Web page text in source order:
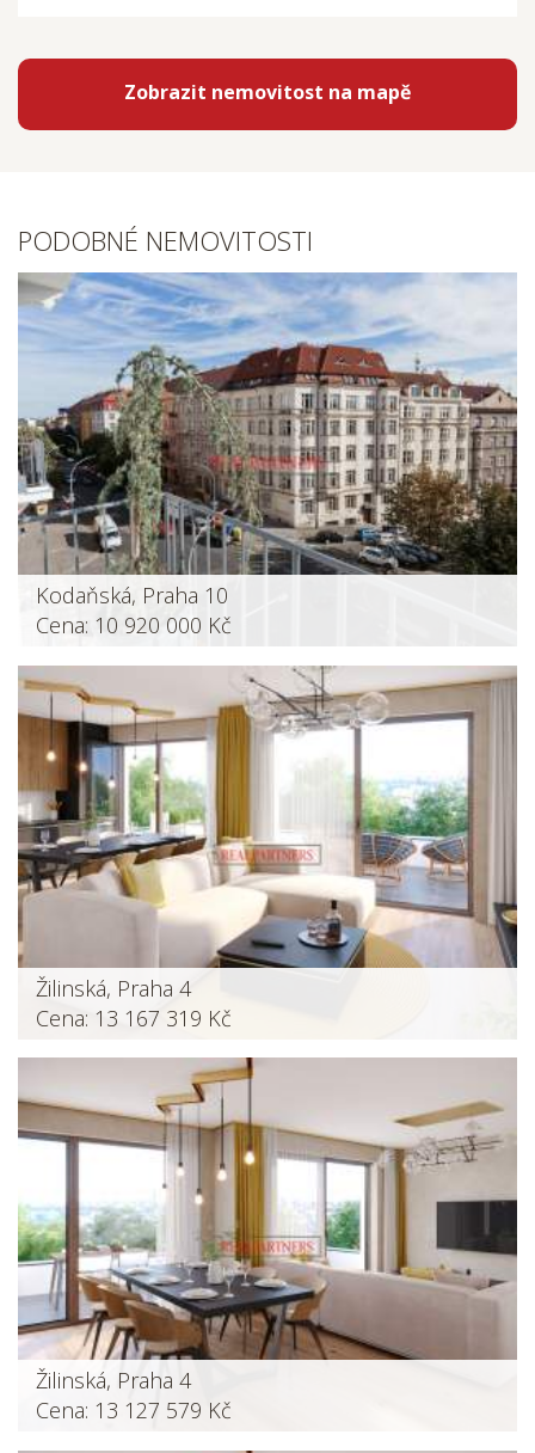
Zobrazit nemovitost na mapě
PODOBNÉ NEMOVITOSTI
Kodaňská, Praha 10
Cena: 10 920 000 Kč
Žilinská, Praha 4
Cena: 13 167 319 Kč
Žilinská, Praha 4
Cena: 13 127 579 Kč